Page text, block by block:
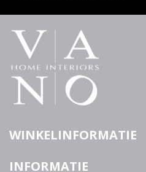
WINKELINFORMATIE
INFORMATIE